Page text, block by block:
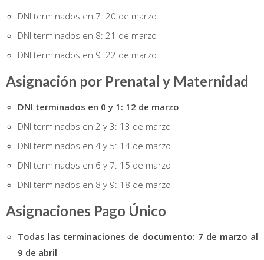
DNI terminados en 7: 20 de marzo
DNI terminados en 8: 21 de marzo
DNI terminados en 9: 22 de marzo
Asignación por Prenatal y Maternidad
DNI terminados en 0 y 1: 12 de marzo
DNI terminados en 2 y 3: 13 de marzo
DNI terminados en 4 y 5: 14 de marzo
DNI terminados en 6 y 7: 15 de marzo
DNI terminados en 8 y 9: 18 de marzo
Asignaciones Pago Único
Todas las terminaciones de documento: 7 de marzo al
9 de abril